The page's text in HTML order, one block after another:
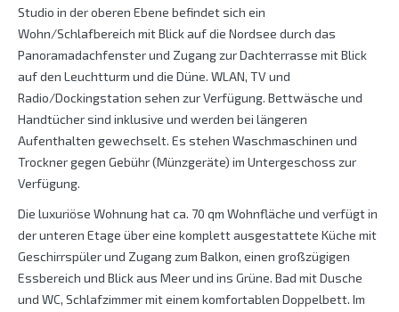
Studio in der oberen Ebene befindet sich ein
Wohn/Schlafbereich mit Blick auf die Nordsee durch das
Panoramadachfenster und Zugang zur Dachterrasse mit Blick
auf den Leuchtturm und die Düne. WLAN, TV und
Radio/Dockingstation sehen zur Verfügung. Bettwäsche und
Handtücher sind inklusive und werden bei längeren
Aufenthalten gewechselt. Es stehen Waschmaschinen und
Trockner gegen Gebühr (Münzgeräte) im Untergeschoss zur
Verfügung.
Die luxuriöse Wohnung hat ca. 70 qm Wohnfläche und verfügt in
der unteren Etage über eine komplett ausgestattete Küche mit
Geschirrspüler und Zugang zum Balkon, einen großzügigen
Essbereich und Blick aus Meer und ins Grüne. Bad mit Dusche
und WC, Schlafzimmer mit einem komfortablen Doppelbett. Im